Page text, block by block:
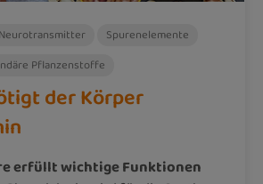
Neurotransmitter
Spurenelemente
Pflanzenstoffe
der Körper
erfüllt wichtige Funktionen